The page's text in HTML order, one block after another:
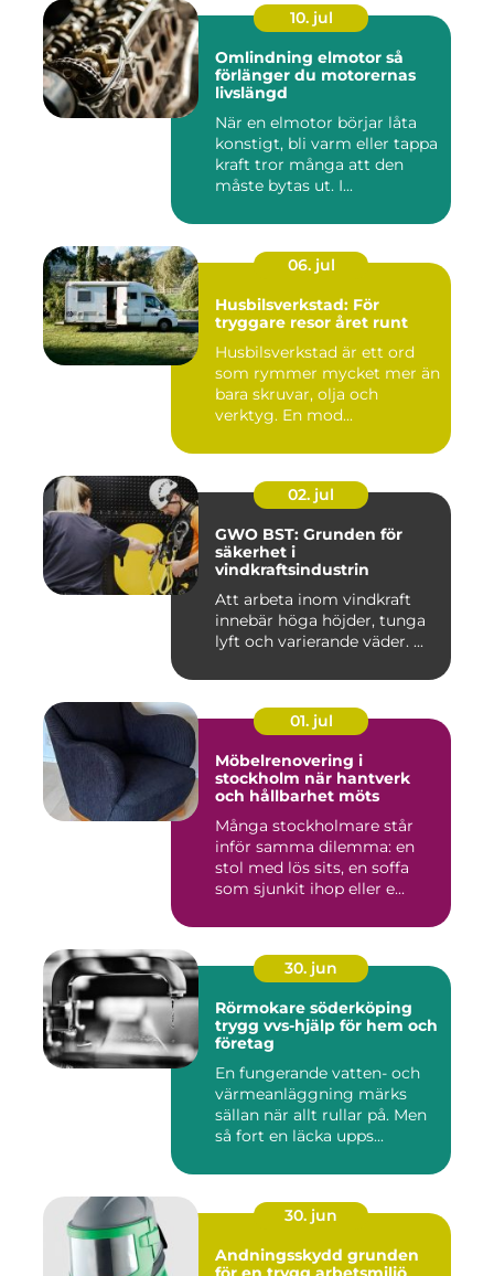
10. jul
Omlindning elmotor så
förlänger du motorernas
livslängd
När en elmotor börjar låta
konstigt, bli varm eller tappa
kraft tror många att den
måste bytas ut. I...
06. jul
Husbilsverkstad: För
tryggare resor året runt
Husbilsverkstad är ett ord
som rymmer mycket mer än
bara skruvar, olja och
verktyg. En mod...
02. jul
GWO BST: Grunden för
säkerhet i
vindkraftsindustrin
Att arbeta inom vindkraft
innebär höga höjder, tunga
lyft och varierande väder. ...
01. jul
Möbelrenovering i
stockholm när hantverk
och hållbarhet möts
Många stockholmare står
inför samma dilemma: en
stol med lös sits, en soffa
som sjunkit ihop eller e...
30. jun
Rörmokare söderköping
trygg vvs-hjälp för hem och
företag
En fungerande vatten- och
värmeanläggning märks
sällan när allt rullar på. Men
så fort en läcka upps...
30. jun
Andningsskydd grunden